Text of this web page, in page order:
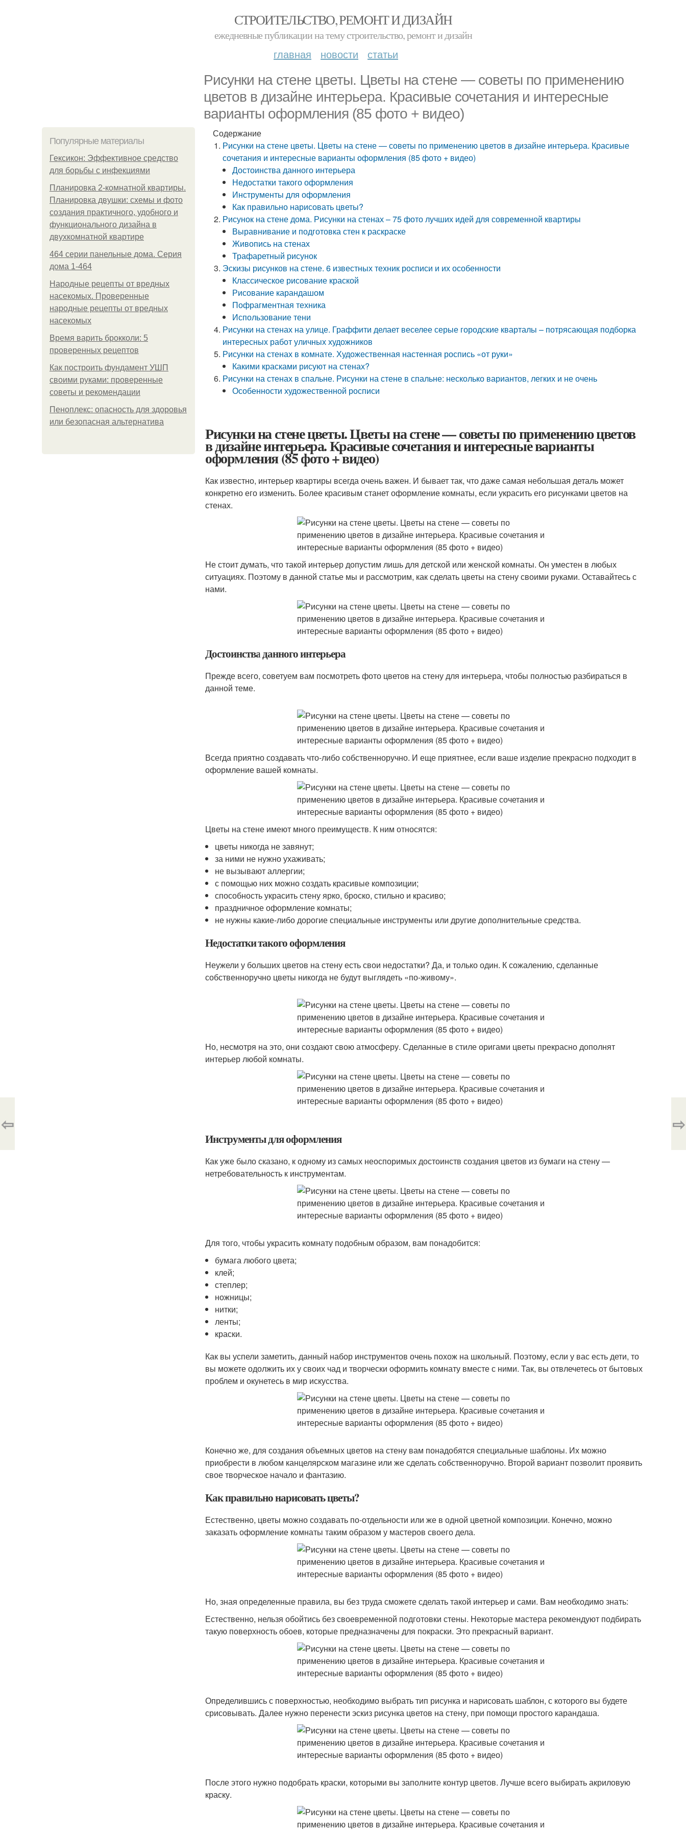
СТРОИТЕЛЬСТВО, РЕМОНТ И ДИЗАЙН
ежедневные публикации на тему строительство, ремонт и дизайн
главная новости статьи
Рисунки на стене цветы. Цветы на стене — советы по применению
цветов в дизайне интерьера. Красивые сочетания и интересные
варианты оформления (85 фото + видео)
Популярные материалы
Гексикон: Эффективное средство
для борьбы с инфекциями
Планировка 2-комнатной квартиры.
Планировка двушки: схемы и фото
создания практичного, удобного и
функционального дизайна в
двухкомнатной квартире
464 серии панельные дома. Серия
дома 1-464
Народные рецепты от вредных
насекомых. Проверенные
народные рецепты от вредных
насекомых
Время варить брокколи: 5
проверенных рецептов
Как построить фундамент УШП
своими руками: проверенные
советы и рекомендации
Пеноплекс: опасность для здоровья
или безопасная альтернатива
Содержание
Рисунки на стене цветы. Цветы на стене — советы по применению цветов в дизайне интерьера. Красивые
сочетания и интересные варианты оформления (85 фото + видео)
Достоинства данного интерьера
Недостатки такого оформления
Инструменты для оформления
Как правильно нарисовать цветы?
Рисунок на стене дома. Рисунки на стенах – 75 фото лучших идей для современной квартиры
Выравнивание и подготовка стен к раскраске
Живопись на стенах
Трафаретный рисунок
Эскизы рисунков на стене. 6 известных техник росписи и их особенности
Классическое рисование краской
Рисование карандашом
Пофрагментная техника
Использование тени
Рисунки на стенах на улице. Граффити делает веселее серые городские кварталы – потрясающая подборка
интересных работ уличных художников
Рисунки на стенах в комнате. Художественная настенная роспись «от руки»
Какими красками рисуют на стенах?
Рисунки на стенах в спальне. Рисунки на стене в спальне: несколько вариантов, легких и не очень
Особенности художественной росписи
Рисунки на стене цветы. Цветы на стене — советы по применению цветов
в дизайне интерьера. Красивые сочетания и интересные варианты
оформления (85 фото + видео)
Как известно, интерьер квартиры всегда очень важен. И бывает так, что даже самая небольшая деталь может
конкретно его изменить. Более красивым станет оформление комнаты, если украсить его рисунками цветов на
стенах.
Не стоит думать, что такой интерьер допустим лишь для детской или женской комнаты. Он уместен в любых
ситуациях. Поэтому в данной статье мы и рассмотрим, как сделать цветы на стену своими руками. Оставайтесь с
нами.
Достоинства данного интерьера
Прежде всего, советуем вам посмотреть фото цветов на стену для интерьера, чтобы полностью разбираться в
данной теме.
Всегда приятно создавать что-либо собственноручно. И еще приятнее, если ваше изделие прекрасно подходит в
оформление вашей комнаты.
Цветы на стене имеют много преимуществ. К ним относятся:
цветы никогда не завянут;
за ними не нужно ухаживать;
не вызывают аллергии;
с помощью них можно создать красивые композиции;
способность украсить стену ярко, броско, стильно и красиво;
праздничное оформление комнаты;
не нужны какие-либо дорогие специальные инструменты или другие дополнительные средства.
Недостатки такого оформления
Неужели у больших цветов на стену есть свои недостатки? Да, и только один. К сожалению, сделанные
собственноручно цветы никогда не будут выглядеть «по-живому».
Но, несмотря на это, они создают свою атмосферу. Сделанные в стиле оригами цветы прекрасно дополнят
интерьер любой комнаты.
Инструменты для оформления
Как уже было сказано, к одному из самых неоспоримых достоинств создания цветов из бумаги на стену —
нетребовательность к инструментам.
Для того, чтобы украсить комнату подобным образом, вам понадобится:
бумага любого цвета;
клей;
степлер;
ножницы;
нитки;
ленты;
краски.
Как вы успели заметить, данный набор инструментов очень похож на школьный. Поэтому, если у вас есть дети, то
вы можете одолжить их у своих чад и творчески оформить комнату вместе с ними. Так, вы отвлечетесь от бытовых
проблем и окунетесь в мир искусства.
Конечно же, для создания объемных цветов на стену вам понадобятся специальные шаблоны. Их можно
приобрести в любом канцелярском магазине или же сделать собственноручно. Второй вариант позволит проявить
свое творческое начало и фантазию.
Как правильно нарисовать цветы?
Естественно, цветы можно создавать по-отдельности или же в одной цветной композиции. Конечно, можно
заказать оформление комнаты таким образом у мастеров своего дела.
Но, зная определенные правила, вы без труда сможете сделать такой интерьер и сами. Вам необходимо знать:
Естественно, нельзя обойтись без своевременной подготовки стены. Некоторые мастера рекомендуют подбирать
такую поверхность обоев, которые предназначены для покраски. Это прекрасный вариант.
Определившись с поверхностью, необходимо выбрать тип рисунка и нарисовать шаблон, с которого вы будете
срисовывать. Далее нужно перенести эскиз рисунка цветов на стену, при помощи простого карандаша.
После этого нужно подобрать краски, которыми вы заполните контур цветов. Лучше всего выбирать акриловую
краску.
⇦ ⇨